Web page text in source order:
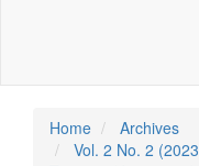
Home
Archives
Vol. 2 No. 2